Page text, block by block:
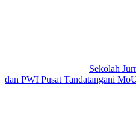
Sekolah
dan PWI Pusat Tandatangani